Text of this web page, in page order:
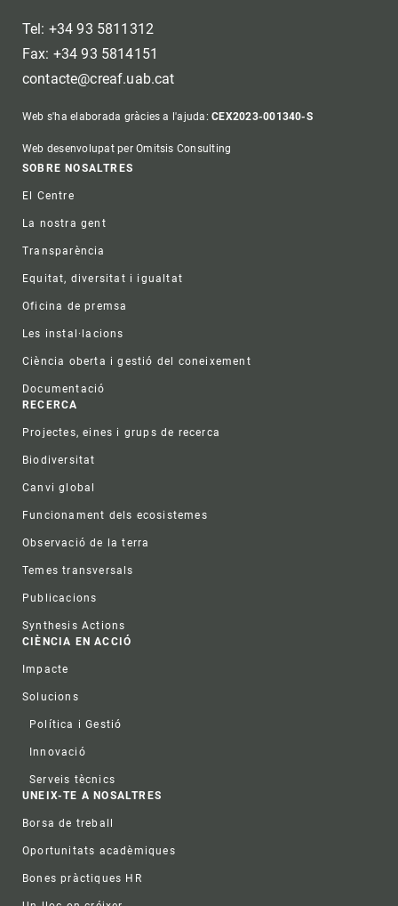
Tel: +34 93 5811312
Fax: +34 93 5814151
contacte@creaf.uab.cat
Web s'ha elaborada gràcies a l'ajuda:CEX2023-001340-S
Web desenvolupat per Omitsis Consulting
Footer
SOBRE NOSALTRES
El Centre
La nostra gent
Transparència
Equitat, diversitat i igualtat
Oficina de premsa
Les instal·lacions
Ciència oberta i gestió del coneixement
Documentació
RECERCA
Projectes, eines i grups de recerca
Biodiversitat
Canvi global
Funcionament dels ecosistemes
Observació de la terra
Temes transversals
Publicacions
Synthesis Actions
CIÈNCIA EN ACCIÓ
Impacte
Solucions
Política i Gestió
Innovació
Serveis tècnics
UNEIX-TE A NOSALTRES
Borsa de treball
Oportunitats acadèmiques
Bones pràctiques HR